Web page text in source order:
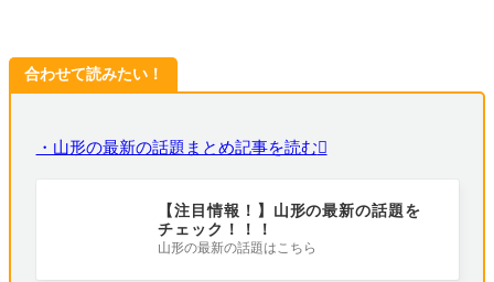
合わせて読みたい！
・山形の最新の話題まとめ記事を読む
【注目情報！】山形の最新の話題を
チェック！！！
山形の最新の話題はこちら